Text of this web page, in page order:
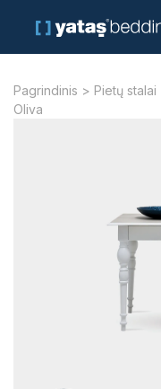
Pagrindinis > Pietų stalai
Oliva